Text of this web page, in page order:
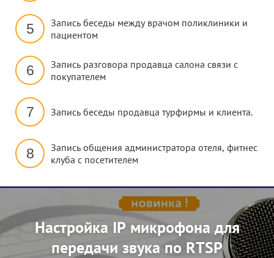
5
Запись беседы между врачом поликлиники и
пациентом
6
Запись разговора продавца салона связи с
покупателем
7 Запись беседы продавца турфирмы и клиента.
8
Запись общения администратора отеля, фитнес
клуба с посетителем
Настройка IP микрофона для
передачи звука по RTSP